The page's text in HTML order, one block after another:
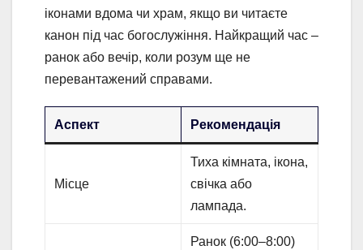
іконами вдома чи храм, якщо ви читаєте
канон під час богослужіння. Найкращий час –
ранок або вечір, коли розум ще не
перевантажений справами.
Аспект Рекомендація
Місце
Тиха кімната, ікона,
свічка або
лампада.
Ранок (6:00–8:00)